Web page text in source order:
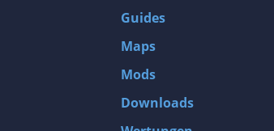
Guides
Maps
Mods
Downloads